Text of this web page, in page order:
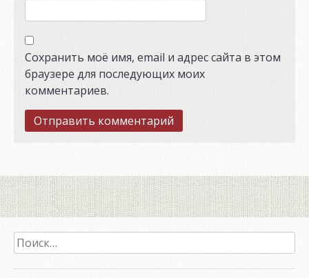
Сохранить моё имя, email и адрес сайта в этом
браузере для последующих моих
комментариев.
Найти: